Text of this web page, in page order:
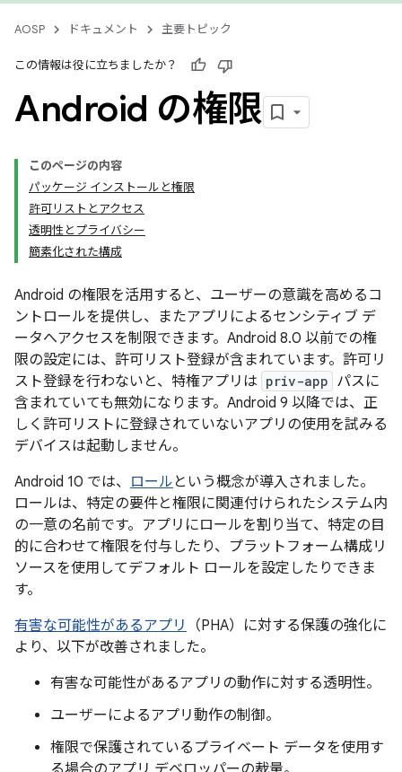
AOSP ドキュメント 主要トピック
この情報は役に立ちましたか？
Android の権限
このページの内容
パッケージ インストールと権限
許可リストとアクセス
透明性とプライバシー
簡素化された構成
Android の権限を活用すると、ユーザーの意識を高めるコ
ントロールを提供し、またアプリによるセンシティブ デ
ータへアクセスを制限できます。Android 8.0 以前での権
限の設定には、許可リスト登録が含まれています。許可リ
スト登録を行わないと、特権アプリは priv-app パスに
含まれていても無効になります。Android 9 以降では、正
しく許可リストに登録されていないアプリの使用を試みる
デバイスは起動しません。
Android 10 では、 ロール という概念が導入されました。
ロールは、特定の要件と権限に関連付けられたシステム内
の一意の名前です。アプリにロールを割り当て、特定の目
的に合わせて権限を付与したり、プラットフォーム構成リ
ソースを使用してデフォルト ロールを設定したりできま
す。
有害な可能性があるアプリ
（PHA）に対する保護の強化に
より、以下が改善されました。
有害な可能性があるアプリの動作に対する透明性。
ユーザーによるアプリ動作の制御。
権限で保護されているプライベート データを使用す